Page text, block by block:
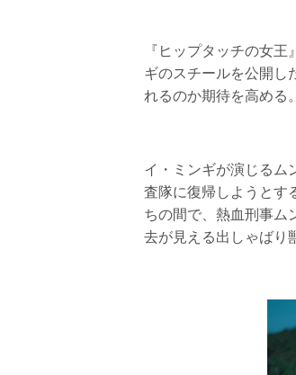
『ヒップタッチの女
ギのスチールを公開し
れるのか期待を高める。
イ・ミンギが演じるム
査隊に復帰しようとす
ちの間で、熱血刑事ム
去が見える出しゃばり